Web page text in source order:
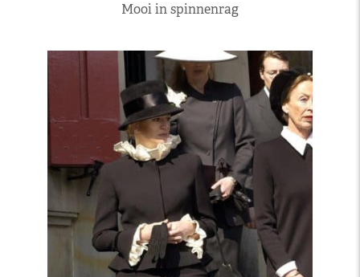
Mooi in spinnenrag